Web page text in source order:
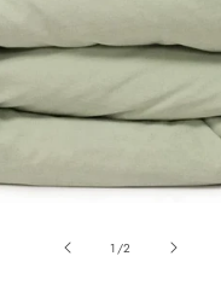
1 /Ab
2